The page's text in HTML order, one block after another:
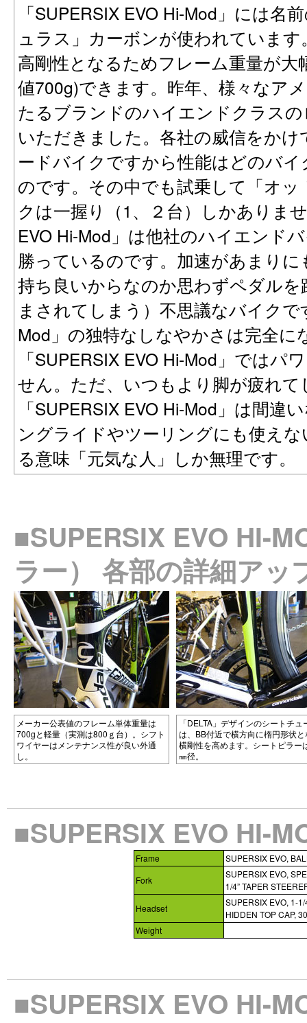
「SUPERSIX EVO Hi-Mod」には名
ュラス」カーボンが使われていま
高剛性となるためフレーム重量が大
値700g)できます。昨年、様々なア
たるブランドのハイエンドクラス
いただきました。各社の威信をか
ードバイクですから性能はどのバ
のです。その中でも試乗して「オ
クは一握り（1、２台）しかありま
EVO Hi-Mod」は他社のハイエンド
勝っているのです。加速があまり
持ち良いからなのか思わずペダル
まされてしまう）不思議なバイクで
Mod」の独特なしなやかさは完全に
「SUPERSIX EVO Hi-Mod」ではパ
せん。ただ、いつもより脚が疲れ
「SUPERSIX EVO Hi-Mod」は間違
ングライドやツーリングにも使え
る意味「元気な人」しか無理です。
■SUPERSIX EVO HI-
ラー） 各部の詳細アッ
メーカー公表値のフレーム単体重量は
700gと軽量（実測は800ｇ台）。シフト
ワイヤーはメンテナンス性が良い外通
し。
「DELTA」デザインのシートチュ
は、BB付近で横方向に楕円形状
横剛性を高めます。シートピラー
㎜径。
■SUPERSIX EVO HI-
Frame
SUPERSIX EVO,
Fork
SUPERSIX EVO,
1/4” TAPER
Headset
SUPERSIX EVO, 1-
HIDDEN TOP CAP,
Weight
■SUPERSIX EVO HI-